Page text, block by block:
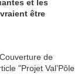
et les
être